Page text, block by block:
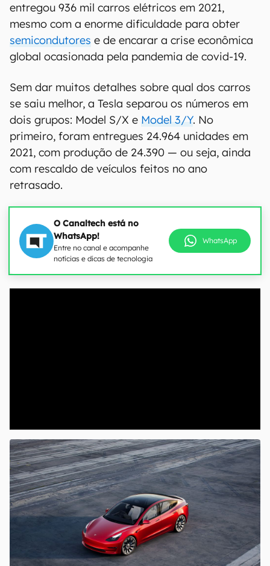
entregou 936 mil carros elétricos em 2021,
mesmo com a enorme dificuldade para obter
semicondutores e de encarar a crise econômica
global ocasionada pela pandemia de covid-19.
Sem dar muitos detalhes sobre qual dos carros
se saiu melhor, a Tesla separou os números em
dois grupos: Model S/X e Model 3/Y. No
primeiro, foram entregues 24.964 unidades em
2021, com produção de 24.390 — ou seja, ainda
com rescaldo de veículos feitos no ano
retrasado.
O Canaltech está no
WhatsApp!
Entre no canal e acompanhe
notícias e dicas de tecnologia
WhatsApp